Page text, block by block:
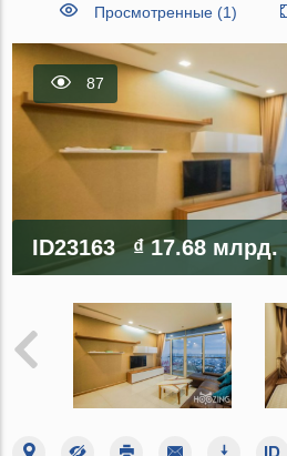
Просмотренные (1)
87
ID23163 ₫ 17.68 млрд.